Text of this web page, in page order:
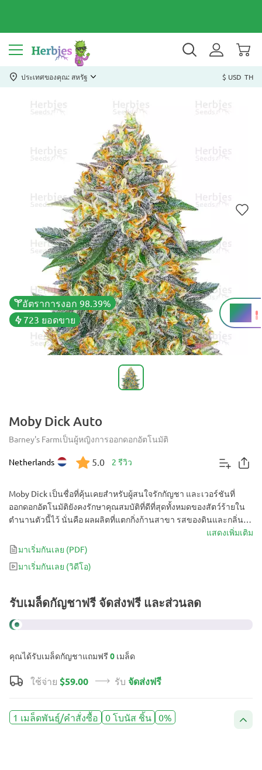
ประเทศของคุณ: สหรัฐ $ USD TH
อัตราการงอก 98.39%
723 ยอดขาย
THC
22%
Moby Dick Auto
Barney's Farmเป็นผู้หญิงการออกดอกอัตโนมัติ
Netherlands 5.0 2 รีวิว
Moby Dick เป็นชื่อที่คุ้นเคยสำหรับผู้สนใจรักกัญชา และเวอร์ชันที่
ออกดอกอัตโนมัติยังคงรักษาคุณสมบัติที่ดีที่สุดทั้งหมดของสัตว์ร้ายใน
ตำนานตัวนี้ไว้ นั่นคือ ผลผลิตที่แตกกิ่งก้านสาขา รสของดินและกลิ่นซิ
ตรัสที่เข้มข้น และพลังมหาศาล สิ่งที่ดีที่สุดคือคุณได้รับทั้งหมดนี้ภายใน
10 สัปดาห์สั้นๆ จากเมล็ด แบ่งปันควันนี้กับเพื่อน ๆ แล้วคุณจะมีปาร์ตี้ที่
มีชีวิตชีวาที่สุดเท่าที่จะจินตนาการได้ – ด้วยการพูดคุยไม่หยุดหย่อน
การหัวเราะคิกคัก และเสียงหัวเราะที่ระเบิดออกมา
แสดงเพิ่มเติม
มาเริ่มกันเลย (PDF)
มาเริ่มกันเลย (วิดีโอ)
รับเมล็ดกัญชาฟรี จัดส่งฟรี และส่วนลด
คุณได้รับเมล็ดกัญชาแถมฟรี 0 เมล็ด
ใช้จ่าย $59.00 รับ จัดส่งฟรี
1 เมล็ดพันธุ์/คำสั่งซื้อ 0 โบนัส ชิ้น 0%